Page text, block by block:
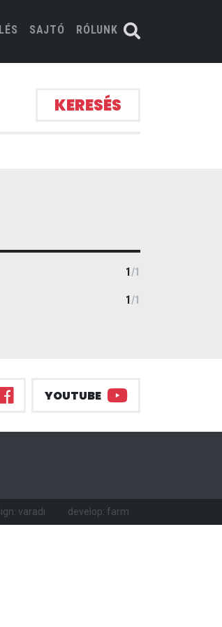
SAJTÓ RÓLUNK
KERESÉS
1/1
1/1
YOUTUBE
varadi develop: farm